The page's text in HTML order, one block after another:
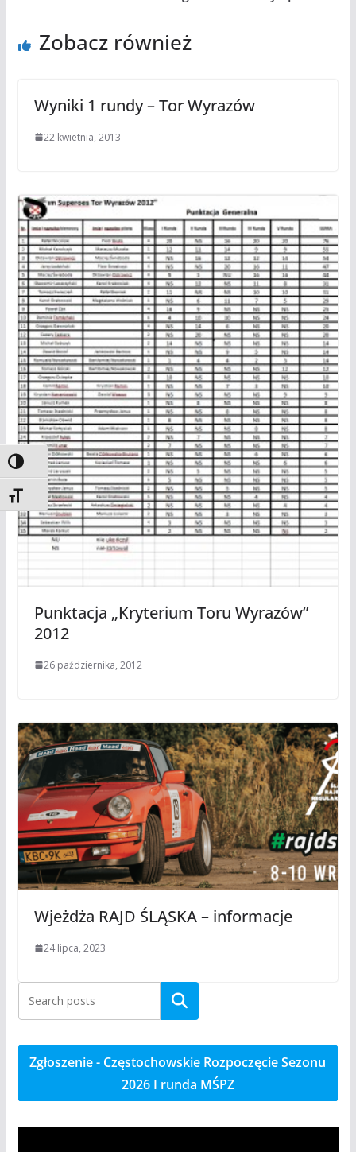
Toggle High Contrast
Toggle Font size
Zobacz również
Wyniki 1 rundy – Tor Wyrazów
22 kwietnia, 2013
Punktacja „Kryterium Toru Wyrazów”
2012
26 października, 2012
Wjeżdża RAJD ŚLĄSKA – informacje
24 lipca, 2023
Szukaj
Zgłoszenie - Częstochowskie Rozpoczęcie Sezonu
2026 I runda MŚPZ